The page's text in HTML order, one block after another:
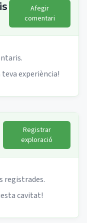
Afegir
comentari
experiència!
Registrar
exploració
registrades.
cavitat!